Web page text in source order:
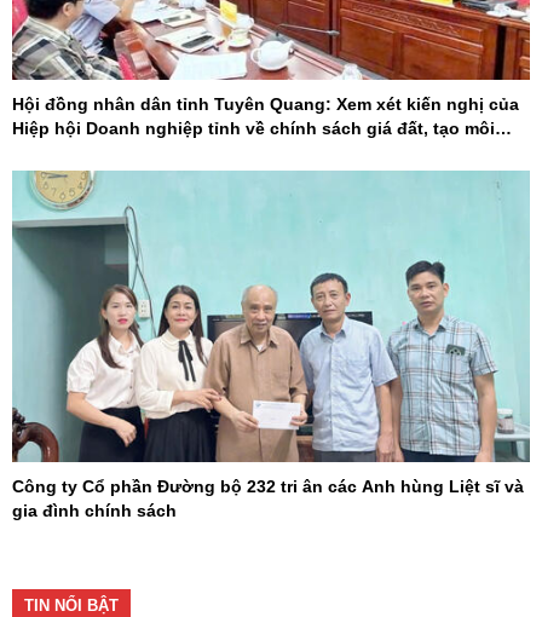
Hội đồng nhân dân tỉnh Tuyên Quang: Xem xét kiến nghị của
Hiệp hội Doanh nghiệp tỉnh về chính sách giá đất, tạo môi
Công ty Cổ phần Đường bộ 232 tri ân các Anh hùng Liệt sĩ và
gia đình chính sách
TIN NỔI BẬT